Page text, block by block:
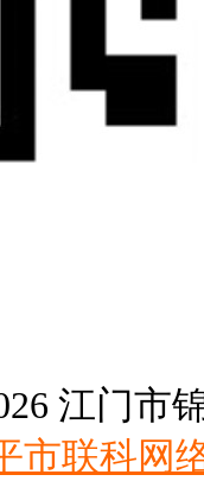
江门市
市联科网